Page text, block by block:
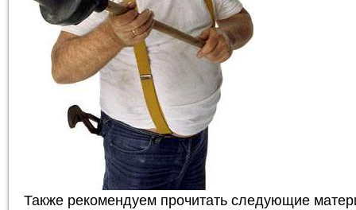
Также рекомендуем прочитать следующие